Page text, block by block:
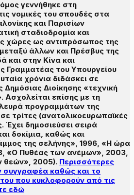
γεννήθηκε στη
νομικές του σπουδές στα
και Παρισίων
σταδιοδρομία και
χώρες ως αντιπρόσωπος της
άλλων και Πρέσβυς της
και στην Κίνα και
Γραμματέας του Υπουργείου
χρόνια διδάσκει σε
Διοίκησης «τεχνική
επίσης με τη
προγραμμάτων της
τρίτες (ανατολικοευρωπαϊκές
Έχει δημοσιεύσει σειρά
δοκίμια, καθώς και
της σελήνης», 1996, «Η ώρα
«Ο Πυθέας των ανέμων», 2003,
θεών», 2005). Περισσότερες
συγγραφέα καθώς και το
που κυκλοφορούν από τις
εδώ